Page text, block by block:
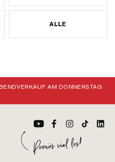
ALLE
AM DONNERSTAG